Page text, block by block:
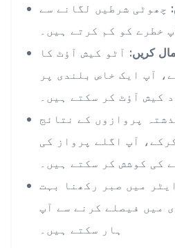
چھوٹی شرطیں لگانے سے
خطرے کو کم کرتے ہیں۔
کریں: آٹو کیش آؤٹ کا
آپ ایک خاص بلندی پر
کیش آؤٹ کر سکتے ہیں۔
پروازوں کے نتائج
آپ اگلے پرواز کی
کی کوشش کر سکتے ہیں۔
میں صبر رکھنا بہت
میں فیصلے کرنے سے آپ
ہار سکتے ہیں۔